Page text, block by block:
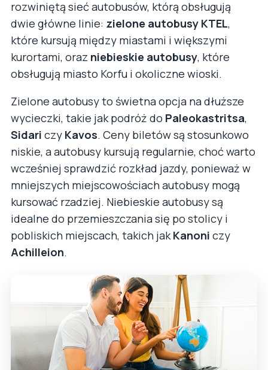
rozwiniętą sieć autobusów, którą obsługują
dwie główne linie: zielone autobusy KTEL,
które kursują między miastami i większymi
kurortami, oraz niebieskie autobusy, które
obsługują miasto Korfu i okoliczne wioski.
Zielone autobusy to świetna opcja na dłuższe
wycieczki, takie jak podróż do Paleokastritsa,
Sidari czy Kavos. Ceny biletów są stosunkowo
niskie, a autobusy kursują regularnie, choć warto
wcześniej sprawdzić rozkład jazdy, ponieważ w
mniejszych miejscowościach autobusy mogą
kursować rzadziej. Niebieskie autobusy są
idealne do przemieszczania się po stolicy i
pobliskich miejscach, takich jakKanoni czy
Achilleion.